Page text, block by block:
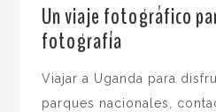
Un viaje fotográfico
fotografía
Viajar a Uganda para
parques nacionales,